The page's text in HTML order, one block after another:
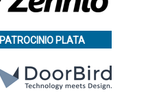
PATROCINIO PLATA